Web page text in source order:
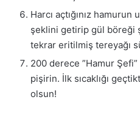
Harcı açtığınız
şeklini getirip gül böreği
tekrar eritilmiş tereyağı
200 derece ”Hamur
pişirin. İlk sıcaklığı
olsun!